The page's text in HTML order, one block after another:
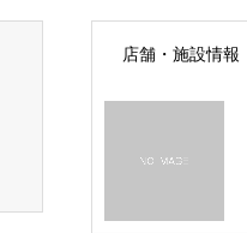
店舗・施設情報